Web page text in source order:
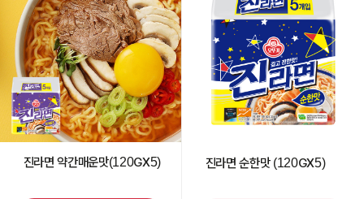
진라면 약간매운맛(120GX5) 진라면 순한맛 (120GX5)